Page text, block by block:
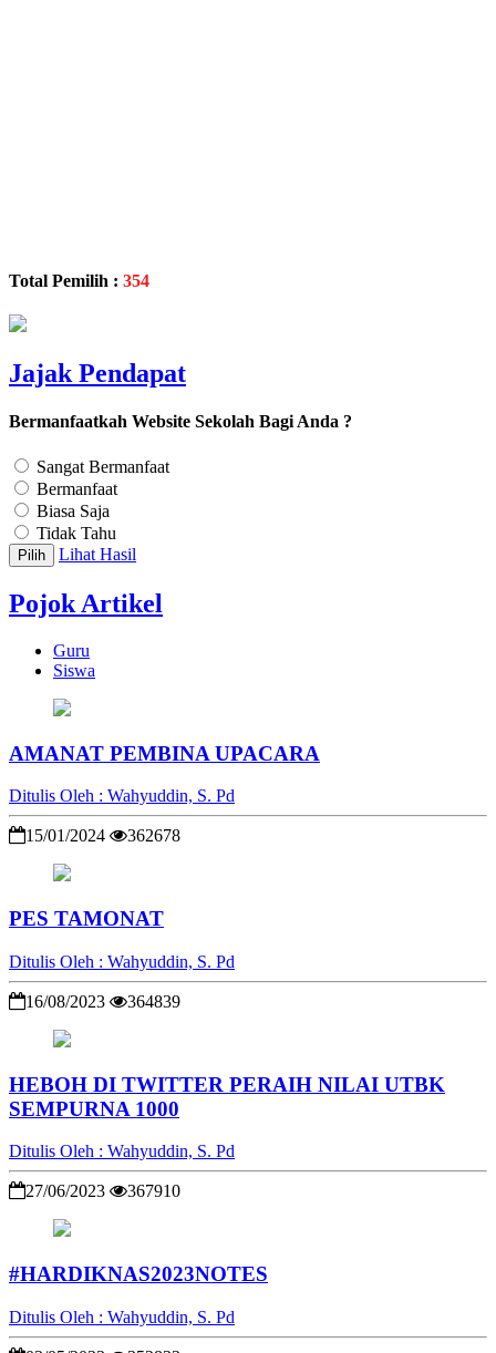
Total Pemilih : 354
Jajak Pendapat
Bermanfaatkah Website Sekolah Bagi Anda ?
Sangat Bermanfaat
Bermanfaat
Biasa Saja
Tidak Tahu
Pilih Lihat Hasil
Pojok Artikel
Guru
Siswa
AMANAT PEMBINA UPACARA
Ditulis Oleh : Wahyuddin, S. Pd
15/01/2024 362678
PES TAMONAT
Ditulis Oleh : Wahyuddin, S. Pd
16/08/2023 364839
HEBOH DI TWITTER PERAIH NILAI UTBK
SEMPURNA 1000
Ditulis Oleh : Wahyuddin, S. Pd
27/06/2023 367910
#HARDIKNAS2023NOTES
Ditulis Oleh : Wahyuddin, S. Pd